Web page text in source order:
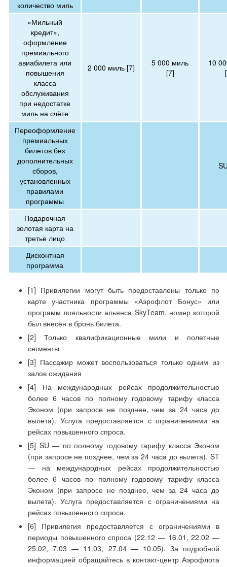
количество миль
«Мильный
кредит»,
оформление
премиального
авиабилета или
повышения
класса
обслуживания
при недостатке
миль на счёте
2 000 миль [7]
5 000 миль
[7]
10
Переоформление
премиальных
билетов без
дополнительных
сборов,
установленных
правилами
программы
Подарочная
золотая карта на
третье лицо
Дисконтная
программа
[1] Привилегии могут быть предоставлены только по
карте участника программы «Аэрофлот Бонус» или
программ лояльности альянса SkyTeam, номер которой
был внесён в бронь билета.
[2] Только квалификационные мили и полетные
сегменты
[3] Пассажир может воспользоваться только одним из
залов ожидания
[4] На международных рейсах продолжительностью
более 6 часов по полному годовому тарифу класса
Эконом (при запросе не позднее, чем за 24 часа до
вылета). Услуга предоставляется с ограничениями на
рейсах повышенного спроса.
[5] SU — по полному годовому тарифу класса Эконом
(при запросе не позднее, чем за 24 часа до вылета). ST
— на международных рейсах продолжительностью
более 6 часов по полному годовому тарифу класса
Эконом (при запросе не позднее, чем за 24 часа до
вылета). Услуга предоставляется с ограничениями на
рейсах повышенного спроса.
[6] Привилегия предоставляется с ограничениями в
периоды повышенного спроса (22.12 — 16.01, 22.02 —
25.02, 7.03 — 11.03, 27.04 — 10.05). За подробной
информацией обращайтесь в контакт-центр Аэрофлота